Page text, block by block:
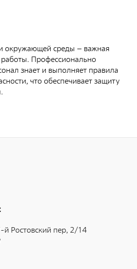
окружающей среды – важная
Профессионально
знает и выполняет правила
что обеспечивает защиту
Pостовский пеp, 2/14
округ
округ
округ
округ
РАО
хранения РАО
безопасности
загрязненных и
загрязненных объектов и